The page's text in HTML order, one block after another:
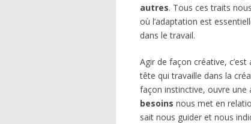
autres. Tous ces traits
où l’adaptation est
dans le travail.
Agir de façon créative,
tête qui travaille dans la
façon instinctive, ouvre une
besoins nous met en
sait nous guider et nous